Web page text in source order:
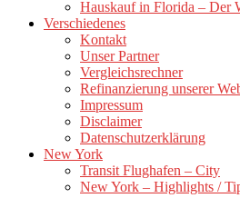
Hauskauf in Florida – Der
Verschiedenes
Kontakt
Unser Partner
Vergleichsrechner
Refinanzierung unserer
Impressum
Disclaimer
Datenschutzerklärung
New York
Transit Flughafen – City
New York – Highlights /